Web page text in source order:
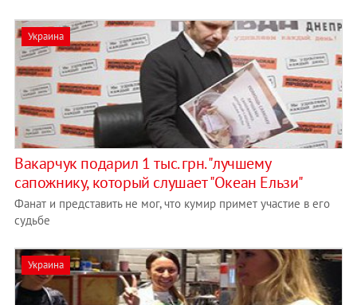
Украина
Вакарчук подарил 1 тыс. грн. "лучшему
сапожнику, который слушает "Океан Ельзи"
Фанат и представить не мог, что кумир примет участие в его
судьбе
Украина